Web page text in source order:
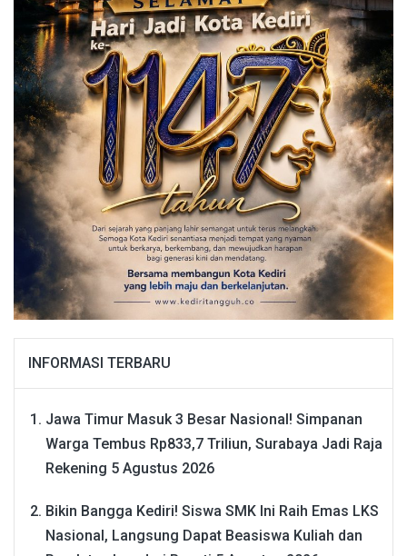
INFORMASI TERBARU
Jawa Timur Masuk 3 Besar Nasional! Simpanan
Warga Tembus Rp833,7 Triliun, Surabaya Jadi Raja
Rekening 5 Agustus 2026
Bikin Bangga Kediri! Siswa SMK Ini Raih Emas LKS
Nasional, Langsung Dapat Beasiswa Kuliah dan